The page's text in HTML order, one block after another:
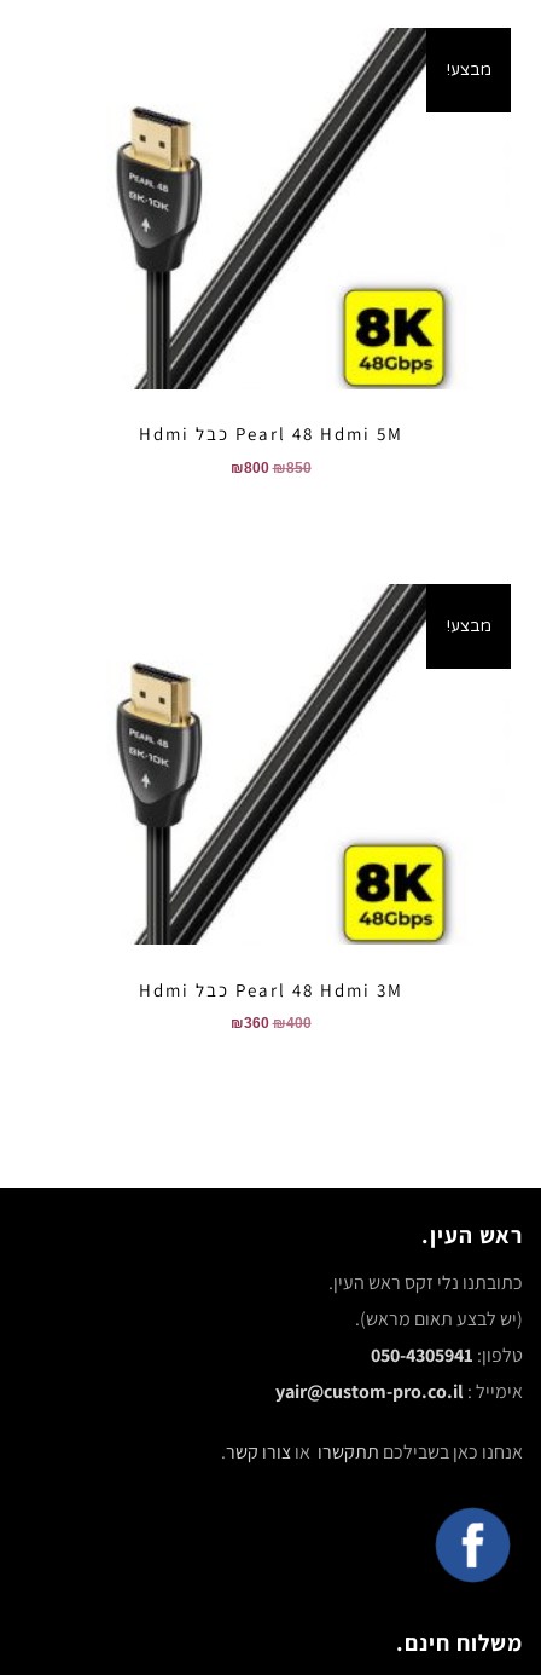
מבצע!
Pearl 48 Hdmi 5M כבל Hdmi
₪850
₪800
מבצע!
Pearl 48 Hdmi 3M כבל Hdmi
₪400
₪360
ראש העין.
כתובתנו נלי זקס ראש העין.
(יש לבצע תאום מראש).
טלפון: 050-4305941
אימייל :yair@custom-pro.co.il
אנחנו כאן בשבילכם תתקשרו אוצורו קשר.
משלוח חינם.